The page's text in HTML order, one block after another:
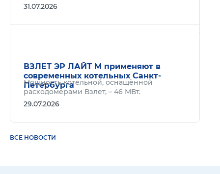
31.07.2026
ВЗЛЕТ ЭР ЛАЙТ М применяют в
современных котельных Санкт-
Петербурга
Мощность котельной, оснащённой
расходомерами Взлет, – 46 МВт.
29.07.2026
ВСЕ НОВОСТИ